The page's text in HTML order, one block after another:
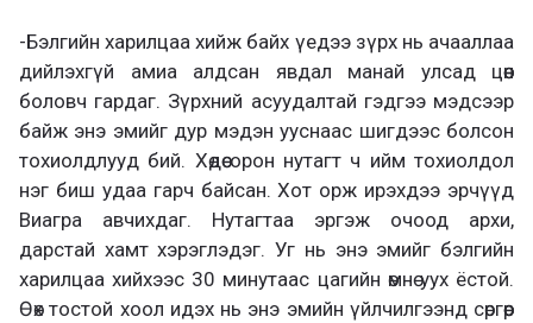
-Бэлгийн харилцаа хийж байх үедээ зүрх нь ачааллаа
дийлэхгүй амиа алдсан явдал манай улсад цөөн
боловч гардаг. Зүрхний асуудалтай гэдгээ мэдсээр
байж энэ эмийг дур мэдэн ууснаас шигдээс болсон
тохиолдлууд бий. Хөдөө орон нутагт ч ийм тохиолдол
нэг биш удаа гарч байсан. Хот орж ирэхдээ эрчүүд
Виагра авчихдаг. Нутагтаа эргэж очоод архи,
дарстай хамт хэрэглэдэг. Уг нь энэ эмийг бэлгийн
харилцаа хийхээс 30 минутаас цагийн өмнө уух ёстой.
Өөх тостой хоол идэх нь энэ эмийн үйлчилгээнд сөргөөр